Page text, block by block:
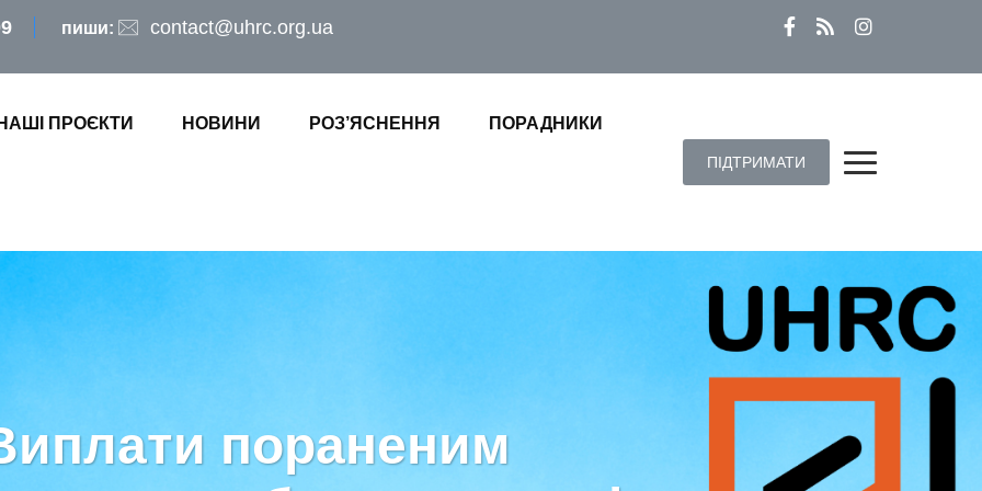
пиши: contact@uhrc.org.ua
ПРОЄКТИ НОВИНИ РОЗ’ЯСНЕННЯ ПОРАДНИКИ
ПІДТРИМАТИ
пораненим